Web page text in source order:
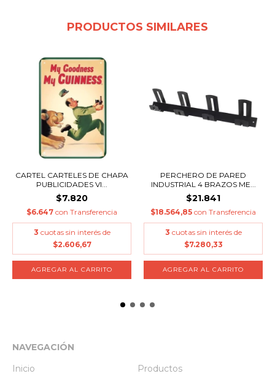
PRODUCTOS SIMILARES
CARTEL CARTELES DE CHAPA
PUBLICIDADES VI...
$7.820
$6.647 con Transferencia
3 cuotas sin interés de
$2.606,67
AGREGAR AL CARRITO
PERCHERO DE PARED
INDUSTRIAL 4 BRAZOS ME...
$21.841
$18.564,85 con Transferencia
3 cuotas sin interés de
$7.280,33
AGREGAR AL CARRITO
NAVEGACIÓN
Inicio
Productos